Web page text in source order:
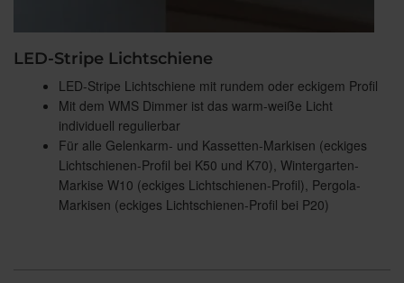
LED-Stripe Lichtschiene
LED-Stripe Lichtschiene mit rundem oder eckigem Profil
Mit dem WMS Dimmer ist das warm-weiße Licht
individuell regulierbar
Für alle Gelenkarm- und Kassetten-Markisen (eckiges
Lichtschienen-Profil bei K50 und K70), Wintergarten-
Markise W10 (eckiges Lichtschienen-Profil), Pergola-
Markisen (eckiges Lichtschienen-Profil bei P20)